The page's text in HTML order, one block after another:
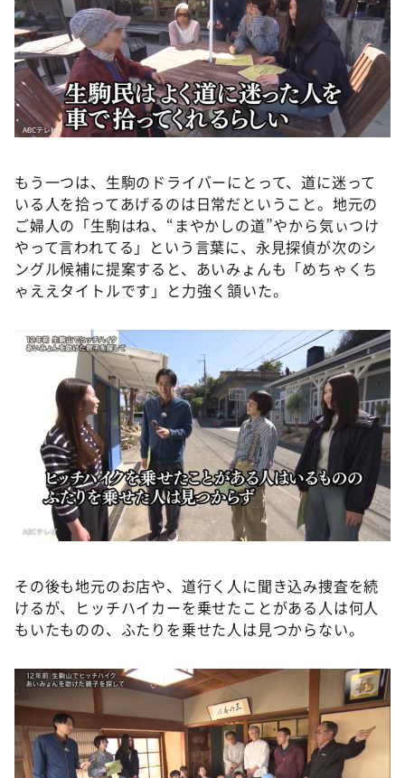
もう一つは、生駒のドライバーにとって、道に迷って
いる人を拾ってあげるのは日常だということ。地元の
ご婦人の「生駒はね、“まやかしの道”やから気ぃつけ
やって言われてる」という言葉に、永見探偵が次のシ
ングル候補に提案すると、あいみょんも「めちゃくち
ゃええタイトルです」と力強く頷いた。
その後も地元のお店や、道行く人に聞き込み捜査を続
けるが、ヒッチハイカーを乗せたことがある人は何人
もいたものの、ふたりを乗せた人は見つからない。